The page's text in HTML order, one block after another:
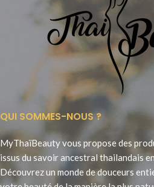
QUI SOMMES-NOUS ?
MyThaïBeauty vous propose des
issus du savoir ancestral thailandais
Découvrez un monde de douceurs